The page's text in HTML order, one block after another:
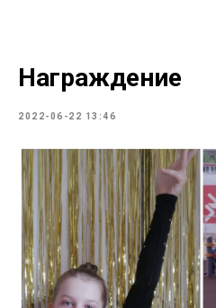
Награждение
2022-06-22 13:46